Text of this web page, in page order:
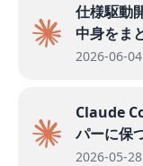
仕様駆動
中身をま
2026-06-04
Claude
パーに保
2026-05-28